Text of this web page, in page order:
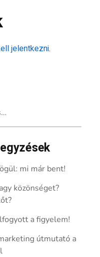
jelentkezni.
mi már bent!
közönséget?
a figyelem!
útmutató a